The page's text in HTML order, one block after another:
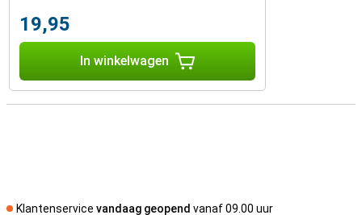
19,95
In winkelwagen
Klantenservice vandaag geopend vanaf 09.00 uur